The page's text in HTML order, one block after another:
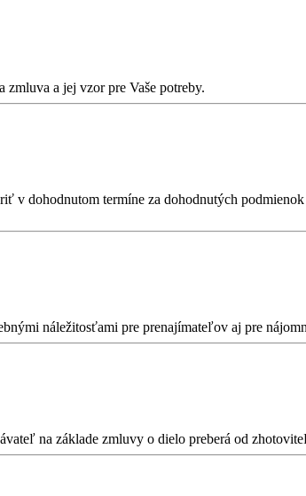
a jej vzor pre Vaše potreby.
v dohodnutom termíne za dohodnutých
náležitosťami pre prenajímateľov aj pre
na základe zmluvy o dielo preberá od